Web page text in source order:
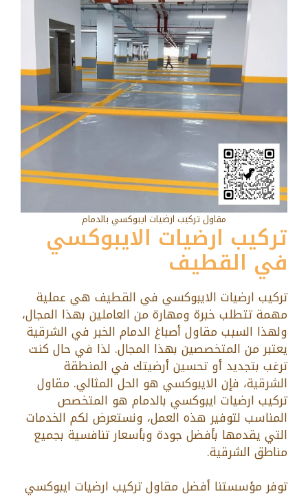
مقاول تركيب ارضيات ايبوكسي بالدمام
تركيب ارضيات الايبوكسي
في القطيف
تركيب ارضيات الايبوكسي في القطيف هي عملية
مهمة تتطلب خبرة ومهارة من العاملين بهذا المجال،
ولهذا السبب مقاول أصباغ الدمام الخبر في الشرقية
يعتبر من المتخصصين بهذا المجال. لذا في حال كنت
ترغب بتجديد أو تحسين أرضيتك في المنطقة
الشرقية، فإن الايبوكسي هو الحل المثالي. مقاول
تركيب ارضيات ايبوكسي بالدمام هو المتخصص
المناسب لتوفير هذه العمل، ونستعرض لكم الخدمات
التي يقدمها بأفضل جودة وبأسعار تنافسية بجميع
مناطق الشرقية.
توفر مؤسستنا أفضل مقاول تركيب ارضيات ايبوكسي